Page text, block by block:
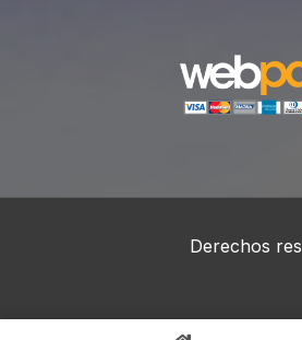
Derechos